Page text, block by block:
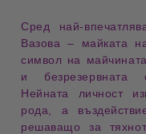
Сред най-
Вазова – майката
символ на
и безрезервната
Нейната личност
рода, а
решаващо за